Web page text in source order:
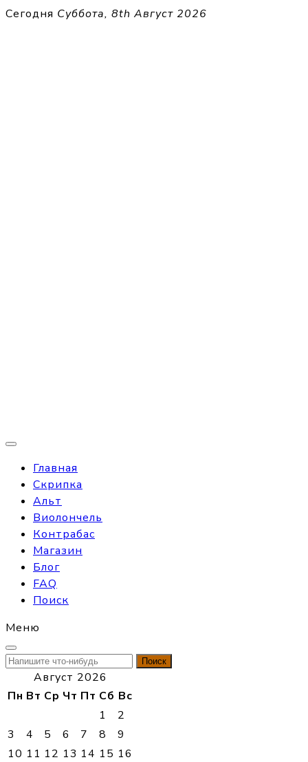
Перейти
Сегодня Суббота, 8th Август 2026
Главная
Скрипка
Альт
Виолончель
Контрабас
Магазин
Блог
FAQ
Поиск
Меню
Найти:
Август 2026
Пн Вт Ср Чт Пт Сб Вс
1
2
3
4 5 6 7 8
9
10 11 12 13 14 15 16